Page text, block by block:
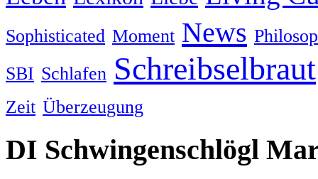
Sophisticated Moment News
SBI Schlafen Schreibselbraut
Zeit Überzeugung
DI Schwingenschlögl